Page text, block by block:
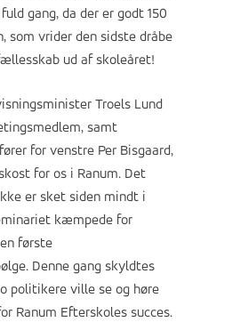
gang, da der er godt 150
som vrider den sidste dråbe
ud af skoleåret!
Troels Lund
samt
for venstre Per Bisgaard,
for os i Ranum. Det
er sket siden mindt i
kæmpede for
første
Denne gang skyldtes
politikere ville se og høre
Ranum Efterskoles succes.